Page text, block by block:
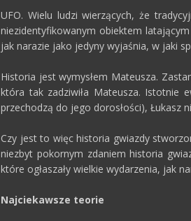
UFO. Wielu ludzi wierzących, że
niezidentyfikowanym obiektem
jak narazie jako jedyny wyjaśnia, w jaki
Historia jest wymysłem Mateusza.
która tak zadziwiła Mateusza. Istotnie
przechodzą do jego dorosłości), Łukasz
Czy jest to więc historia gwiazdy
niezbyt pokornym zdaniem historia
które ogłaszały wielkie wydarzenia, jak
Najciekawsze teorie